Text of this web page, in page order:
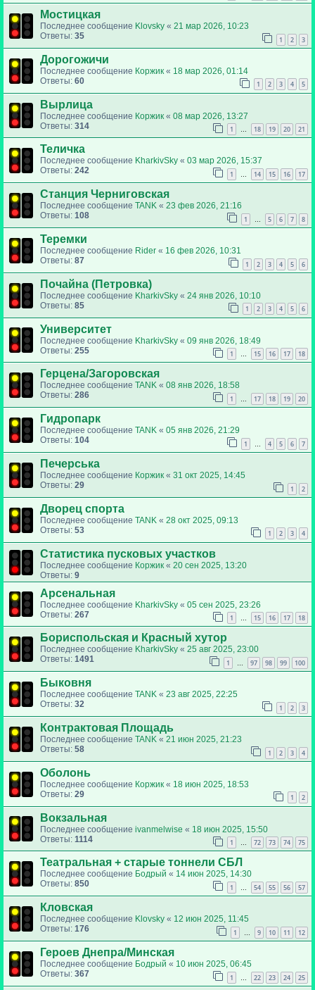
Мостицкая
Последнее сообщение Klovsky « 21 мар 2026, 10:23
Ответы: 35 1 2 3
Дорогожичи
Последнее сообщение Коржик « 18 мар 2026, 01:14
Ответы: 60 1 2 3 4 5
Вырлица
Последнее сообщение Коржик « 08 мар 2026, 13:27
Ответы: 314 1 … 18 19 20 21
Теличка
Последнее сообщение KharkivSky « 03 мар 2026, 15:37
Ответы: 242 1 … 14 15 16 17
Станция Черниговская
Последнее сообщение TANK « 23 фев 2026, 21:16
Ответы: 108 1 … 5 6 7 8
Теремки
Последнее сообщение Rider « 16 фев 2026, 10:31
Ответы: 87 1 2 3 4 5 6
Почайна (Петровка)
Последнее сообщение KharkivSky « 24 янв 2026, 10:10
Ответы: 85 1 2 3 4 5 6
Университет
Последнее сообщение KharkivSky « 09 янв 2026, 18:49
Ответы: 255 1 … 15 16 17 18
Герцена/Загоровская
Последнее сообщение TANK « 08 янв 2026, 18:58
Ответы: 286 1 … 17 18 19 20
Гидропарк
Последнее сообщение TANK « 05 янв 2026, 21:29
Ответы: 104 1 4 5 6 7
Печерська
Последнее сообщение Коржик « 31 окт 2025, 14:45
Ответы: 29 1 2
Дворец спорта
Последнее сообщение TANK « 28 окт 2025, 09:13
Ответы: 53 1 2 3 4
Статистика пусковых участков
Последнее сообщение Коржик « 20 сен 2025, 13:20
Ответы: 9
Арсенальная
Последнее сообщение KharkivSky « 05 сен 2025, 23:26
Ответы: 267 1 … 15 16 17 18
Бориспольская и Красный хутор
Последнее сообщение KharkivSky « 25 авг 2025, 23:00
Ответы: 1491 1 … 97 98 99 100
Быковня
Последнее сообщение TANK « 23 авг 2025, 22:25
Ответы: 32 1 2 3
Контрактовая Площадь
Последнее сообщение TANK « 21 июн 2025, 21:23
Ответы: 58 1 2 3 4
Оболонь
Последнее сообщение Коржик « 18 июн 2025, 18:53
Ответы: 29 1 2
Вокзальная
Последнее сообщение ivanmelwise « 18 июн 2025, 15:50
Ответы: 1114 1 … 72 73 74 75
Театральная + старые тоннели СБЛ
Последнее сообщение Бодрый « 14 июн 2025, 14:30
Ответы: 850 1 … 54 55 56 57
Кловская
Последнее сообщение Klovsky « 12 июн 2025, 11:45
Ответы: 176 1 9 10 11 12
Героев Днепра/Минская
Последнее сообщение Бодрый « 10 июн 2025, 06:45
Ответы: 367 1 22 23 24 25